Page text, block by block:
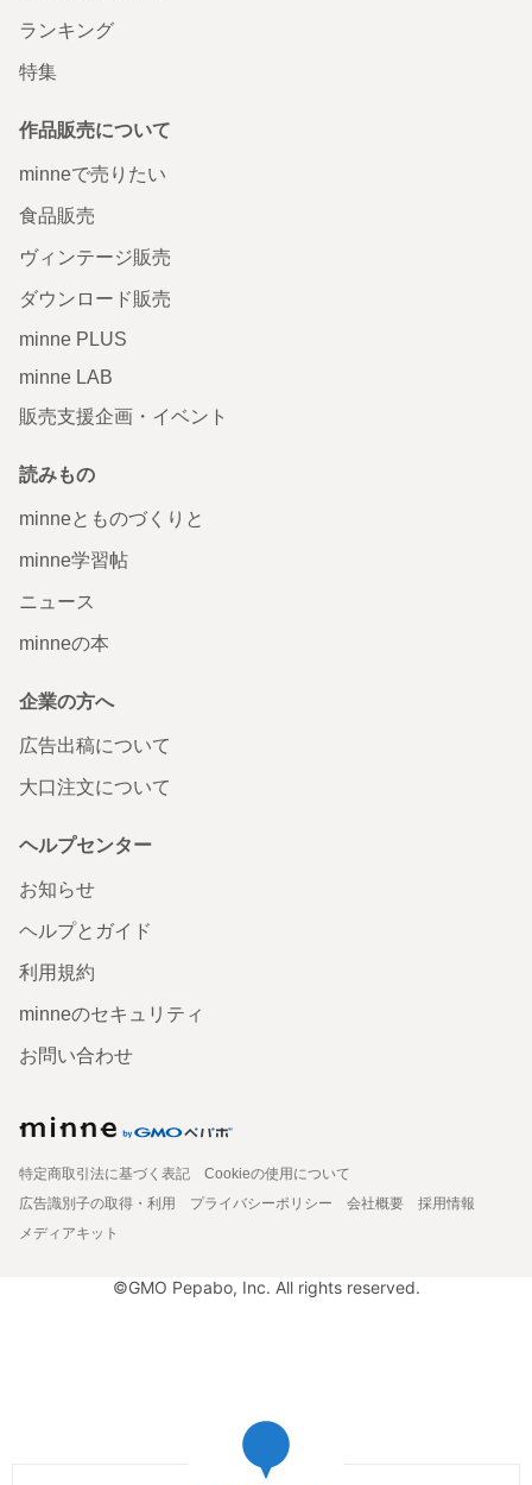
ランキング
特集
作品販売について
minneで売りたい
食品販売
ヴィンテージ販売
ダウンロード販売
minne PLUS
minne LAB
販売支援企画・イベント
読みもの
minneとものづくりと
minne学習帖
ニュース
minneの本
企業の方へ
広告出稿について
大口注文について
ヘルプセンター
お知らせ
ヘルプとガイド
利用規約
minneのセキュリティ
お問い合わせ
特定商取引法に基づく表記
Cookieの使用について
広告識別子の取得・利用
プライバシーポリシー 会社概要
採用情報
メディアキット
©GMO Pepabo, Inc. All rights reserved.